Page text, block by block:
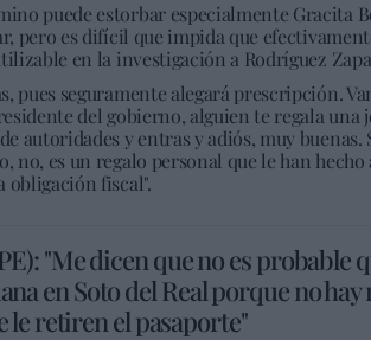
puede estorbar especialmente Gracita
pero es difícil que impida que
en la investigación a Rodríguez
pues seguramente alegará prescripción.
del gobierno, alguien te regala una
autoridades y entras y adiós, muy buenas.
no, es un regalo personal que le han hecho
obligación fiscal".
"Me dicen que no es probable
en Soto del Real porque no
le retiren el pasaporte"